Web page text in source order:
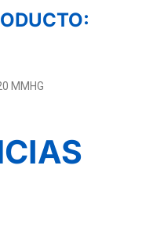
MMHG